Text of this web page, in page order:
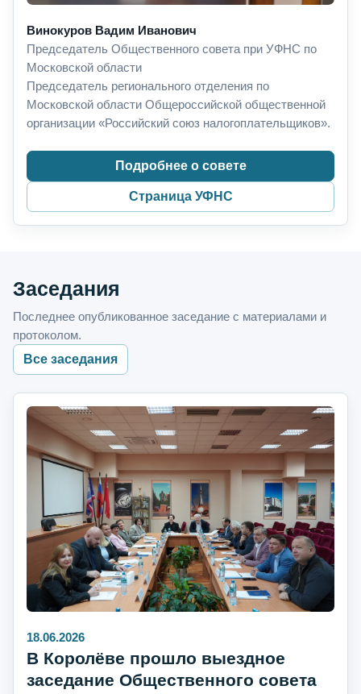
Винокуров Вадим Иванович
Председатель Общественного совета при УФНС по
Московской области
Председатель регионального отделения по
Московской области Общероссийской общественной
организации «Российский союз налогоплательщиков».
Подробнее о совете
Страница УФНС
Заседания
Последнее опубликованное заседание с материалами и
протоколом.
Все заседания
18.06.2026
В Королёве прошло выездное
заседание Общественного совета